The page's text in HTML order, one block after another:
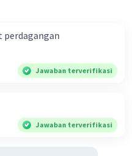
Jawaban terverifikasi
Jawaban terverifikasi